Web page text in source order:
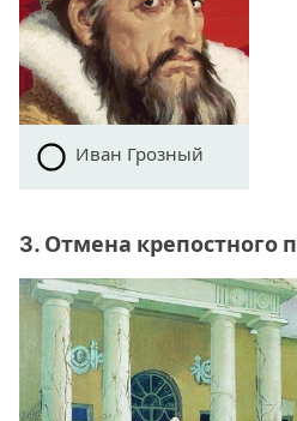
Иван Грозный
3. Отмена крепостного